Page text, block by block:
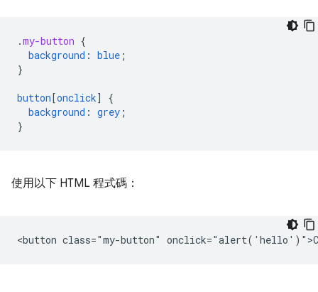
.my-button {
background : blue ;
}
button [onclick]
{
background : grey ;
}
使用以下 HTML 程式碼：